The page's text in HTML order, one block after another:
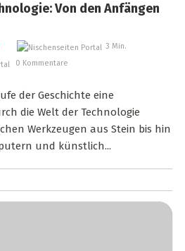
Von den Anfängen
3 Min.
0 Kommentare
der Geschichte eine
die Welt der Technologie
Werkzeugen aus Stein bis hin
und künstlich...